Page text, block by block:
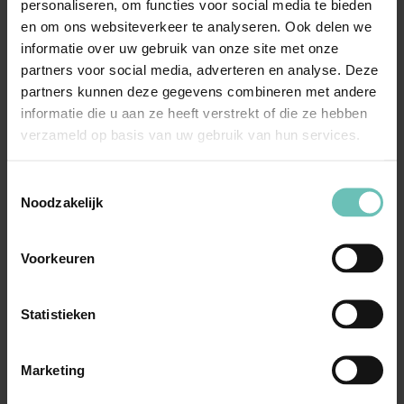
personaliseren, om functies voor social media te bieden
en om ons websiteverkeer te analyseren. Ook delen we
informatie over uw gebruik van onze site met onze
partners voor social media, adverteren en analyse. Deze
partners kunnen deze gegevens combineren met andere
informatie die u aan ze heeft verstrekt of die ze hebben
verzameld op basis van uw gebruik van hun services.
Noodzakelijk
Voorkeuren
Statistieken
Marketing
Art. 3 Uitvoeringswet EG-verordening
betreffende ...
Blogtitel: De Uitspraak van de Hoge Raad
Zaaknummer 17/00100 (4 mei 2018,
Intellectueel eigendom is een uiterst belangrijk